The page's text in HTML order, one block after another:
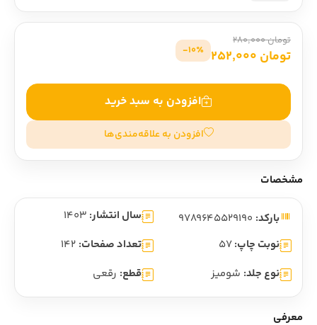
تومان 280,000
تومان 252,000 10٪-
افزودن به سبد خرید
افزودن به علاقه‌مندی‌ها
مشخصات
بارکد: سال انتشار: 1403
نوبت چاپ: 57 تعداد صفحات: 142
نوع جلد: شومیز قطع: رقعی
معرفی